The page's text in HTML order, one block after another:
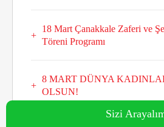
18 Mart Çanakkale Zaferi ve
Töreni Programı
8 MART DÜNYA
OLSUN!
Sizi